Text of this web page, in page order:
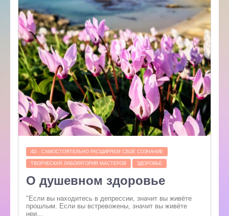
4D - САМОСТОЯТЕЛЬНО РАСШИРЯЕМ СВОЁ СОЗНАНИЕ
ТВОРЧЕСКАЯ ЛАБОРАТОРИЯ МАСТЕРОВ ЗДОРОВЬЕ
О душевном здоровье
"Если вы находитесь в депрессии, значит вы живёте
прошлым. Если вы встревожены, значит вы живёте
неи...